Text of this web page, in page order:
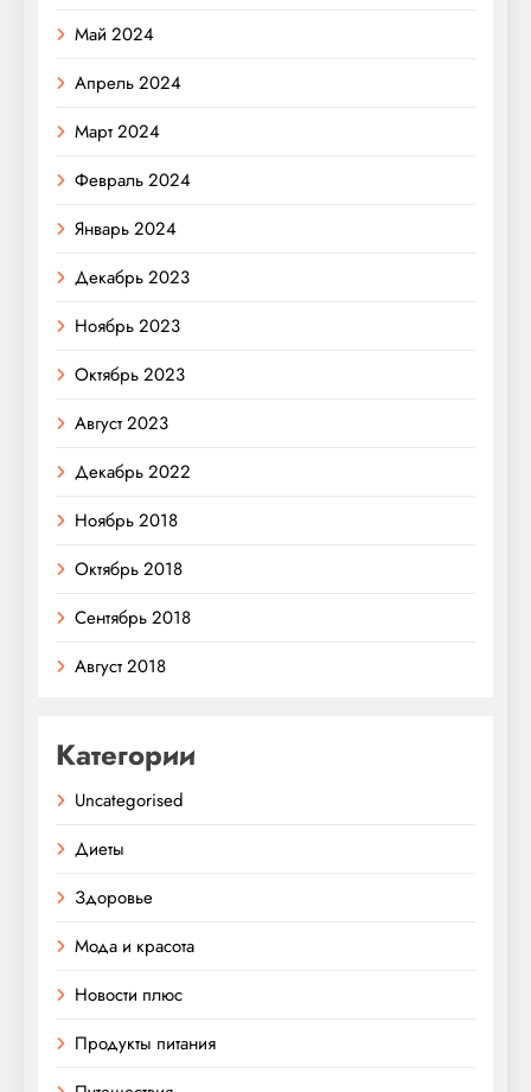
Май 2024
Апрель 2024
Март 2024
Февраль 2024
Январь 2024
Декабрь 2023
Ноябрь 2023
Октябрь 2023
Август 2023
Декабрь 2022
Ноябрь 2018
Октябрь 2018
Сентябрь 2018
Август 2018
Категории
Uncategorised
Диеты
Здоровье
Мода и красота
Новости плюс
Продукты питания